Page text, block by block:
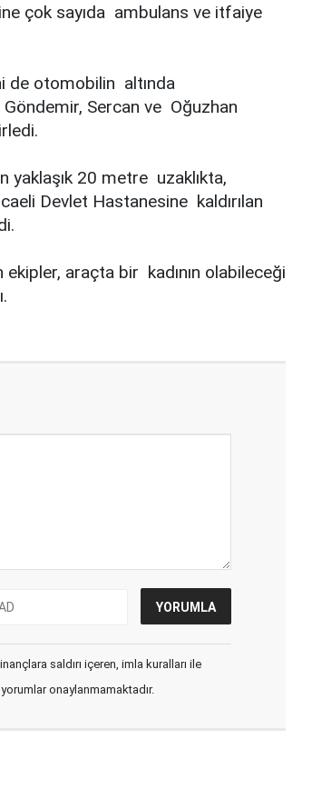
çok sayıda ambulans ve itfaiye
de otomobilin altında
Göndemir, Sercan ve Oğuzhan
yaklaşık 20 metre uzaklıkta,
Devlet Hastanesine kaldırılan
ekipler, araçta bir kadının olabileceği
saldırı içeren, imla kuralları ile
onaylanmamaktadır.